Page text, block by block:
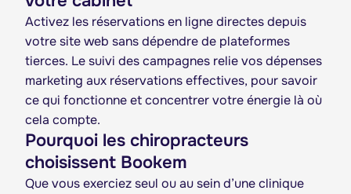
Activez les réservations en ligne directes depuis
votre site web sans dépendre de plateformes
tierces. Le suivi des campagnes relie vos dépenses
marketing aux réservations effectives, pour savoir
ce qui fonctionne et concentrer votre énergie là où
cela compte.
Pourquoi les chiropracteurs
choisissent Bookem
Que vous exerciez seul ou au sein d’une clinique